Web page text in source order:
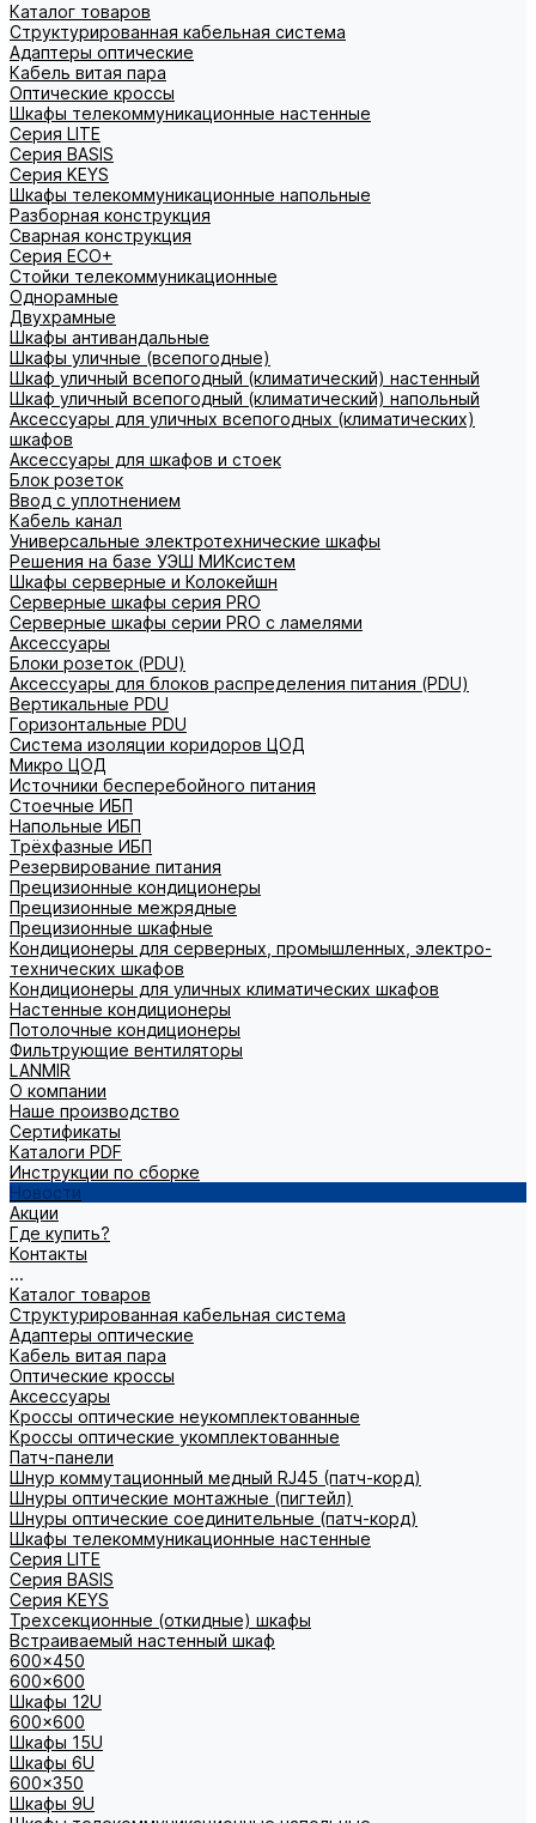
Каталог товаров
Структурированная кабельная система
Адаптеры оптические
Кабель витая пара
Оптические кроссы
Шкафы телекоммуникационные настенные
Cерия LITE
Cерия BASIS
Cерия KEYS
Шкафы телекоммуникационные напольные
Разборная конструкция
Сварная конструкция
Серия ECO+
Стойки телекоммуникационные
Однорамные
Двухрамные
Шкафы антивандальные
Шкафы уличные (всепогодные)
Шкаф уличный всепогодный (климатический) настенный
Шкаф уличный всепогодный (климатический) напольный
Аксессуары для уличных всепогодных (климатических)
шкафов
Аксессуары для шкафов и стоек
Блок розеток
Ввод с уплотнением
Кабель канал
Универсальные электротехнические шкафы
Решения на базе УЭШ МИКсистем
Шкафы серверные и Колокейшн
Серверные шкафы серия PRO
Серверные шкафы серии PRO с ламелями
Аксессуары
Блоки розеток (PDU)
Аксессуары для блоков распределения питания (PDU)
Вертикальные PDU
Горизонтальные PDU
Система изоляции коридоров ЦОД
Микро ЦОД
Источники бесперебойного питания
Стоечные ИБП
Напольные ИБП
Трёхфазные ИБП
Резервирование питания
Прецизионные кондиционеры
Прецизионные межрядные
Прецизионные шкафные
Кондиционеры для серверных, промышленных, электро-
технических шкафов
Кондиционеры для уличных климатических шкафов
Настенные кондиционеры
Потолочные кондиционеры
Фильтрующие вентиляторы
LANMIR
О компании
Наше производство
Сертификаты
Каталоги PDF
Инструкции по сборке
Новости
Акции
Где купить?
Контакты
...
Каталог товаров
Структурированная кабельная система
Адаптеры оптические
Кабель витая пара
Оптические кроссы
Аксессуары
Кроссы оптические неукомплектованные
Кроссы оптические укомплектованные
Патч-панели
Шнур коммутационный медный RJ45 (патч-корд)
Шнуры оптические монтажные (пигтейл)
Шнуры оптические соединительные (патч-корд)
Шкафы телекоммуникационные настенные
Cерия LITE
Cерия BASIS
Cерия KEYS
Трехсекционные (откидные) шкафы
Встраиваемый настенный шкаф
600x450
600x600
Шкафы 12U
600x600
Шкафы 15U
Шкафы 6U
600x350
Шкафы 9U